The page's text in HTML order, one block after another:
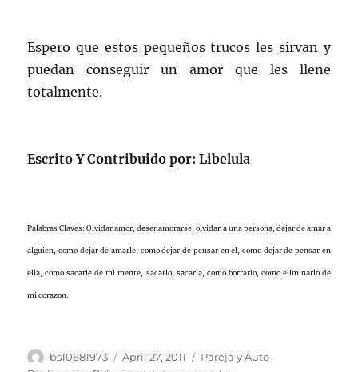
Espero que estos pequeños trucos les sirvan y
puedan conseguir un amor que les llene
totalmente.
Escrito Y Contribuido por: Libelula
Palabras Claves: Olvidar amor, desenamorarse, olvidar a una persona, dejar de amar a
alguien, como dejar de amarle, como dejar de pensar en el, como dejar de pensar en
ella, como sacarle de mi mente, sacarlo, sacarla, como borrarlo, como eliminarlo de
mi corazon.
Author
bs10681973
Posted
April 27, 2011 Categories
Pareja y Auto-